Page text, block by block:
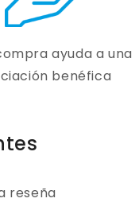
ayuda a una
benéfica
reseña